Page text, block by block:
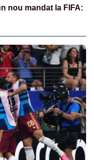
nou mandat la FIFA: